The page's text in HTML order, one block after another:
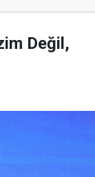
Değil,